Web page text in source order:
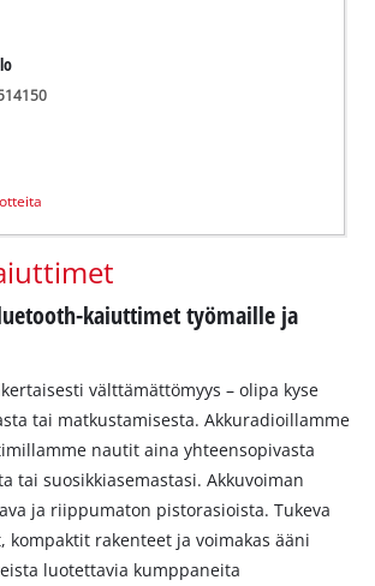
kaiuttimet työmaille ja
välttämättömyys – olipa kyse
tai matkustamisesta. Akkuradioillamme
nautit aina yhteensopivasta
tai suosikkiasemastasi. Akkuvoiman
ja riippumaton pistorasioista. Tukeva
kompaktit rakenteet ja voimakas ääni
luotettavia kumppaneita